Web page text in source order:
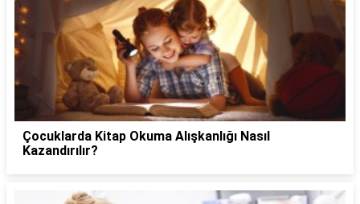
Çocuklarda Kitap Okuma Alışkanlığı Nasıl
Kazandırılır?